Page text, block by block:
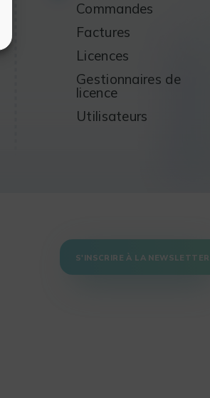
Commandes
Factures
Licences
Gestionnaires de
licence
Utilisateurs
S'INSCRIRE À LA NEWSLETTER